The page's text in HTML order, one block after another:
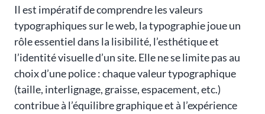
Il est impératif de comprendre les valeurs
typographiques sur le web, la typographie joue un
rôle essentiel dans la lisibilité, l’esthétique et
l’identité visuelle d’un site. Elle ne se limite pas au
choix d’une police : chaque valeur typographique
(taille, interlignage, graisse, espacement, etc.)
contribue à l’équilibre graphique et à l’expérience